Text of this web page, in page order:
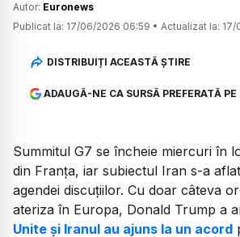
Autor: Euronews
Publicat la: 17/06/2026 06:59 • Actualizat la: 17/
DISTRIBUIȚI ACEASTĂ ȘTIRE
ADAUGĂ-NE CA SURSĂ PREFERATĂ PE
Summitul G7 se încheie miercuri în
din Franța, iar subiectul Iran s-a
agendei discuțiilor. Cu doar câteva
ateriza în Europa, Donald Trump a
Unite și Iranul au ajuns la un acord